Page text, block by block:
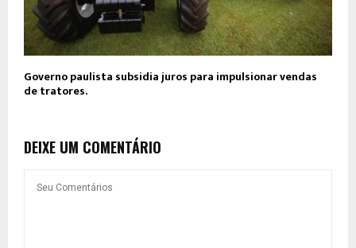
Governo paulista subsidia juros para impulsionar vendas
de tratores.
DEIXE UM COMENTÁRIO